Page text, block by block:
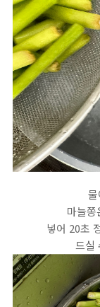
마늘
넣어 20초
드실